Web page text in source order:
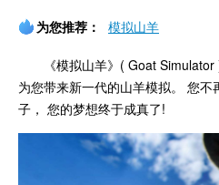
为您推荐： 模拟山羊
《模拟山羊》( Goat
为您带来新一代的山羊模拟。 您
子， 您的梦想终于成真了!